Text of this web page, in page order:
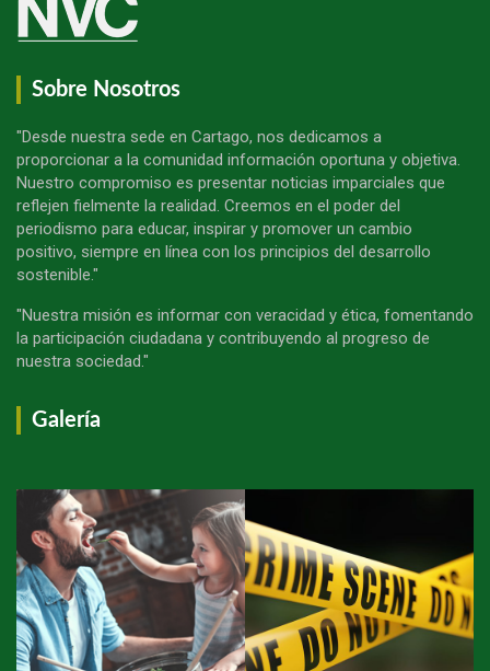
Sobre Nosotros
"Desde nuestra sede en Cartago, nos dedicamos a
proporcionar a la comunidad información oportuna y objetiva.
Nuestro compromiso es presentar noticias imparciales que
reflejen fielmente la realidad. Creemos en el poder del
periodismo para educar, inspirar y promover un cambio
positivo, siempre en línea con los principios del desarrollo
sostenible."
"Nuestra misión es informar con veracidad y ética, fomentando
la participación ciudadana y contribuyendo al progreso de
nuestra sociedad."
Galería